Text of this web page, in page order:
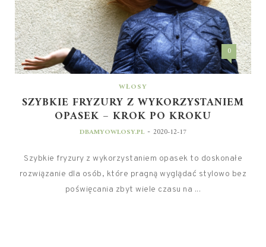
0
WŁOSY
SZYBKIE FRYZURY Z WYKORZYSTANIEM
OPASEK – KROK PO KROKU
DBAMYOWLOSY.PL - 2020-12-17
Szybkie fryzury z wykorzystaniem opasek to doskonałe
rozwiązanie dla osób, które pragną wyglądać stylowo bez
poświęcania zbyt wiele czasu na ...